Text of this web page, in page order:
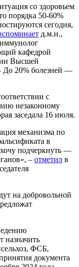
со здоровьем
порядка 50-60%
сегодня,
д.м.н.,
кафедрой
Высшей
20% болезней —
с
незаконному
заседала 16 июля.
механизма по
в
подчеркнуть —
– отметил в
на добровольной
назначить
ФСБ,
документа